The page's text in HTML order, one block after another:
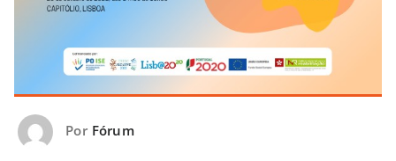
Por Fórum